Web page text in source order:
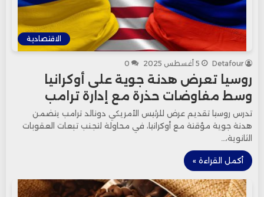
الاقتصادية
Detafour 5 أغسطس 2025 0
روسيا تعرض هدنة جوية على أوكرانيا
وسط مفاوضات حذرة مع إدارة ترامب
تدرس روسيا تقديم عرض للرئيس الأمريكي دونالد ترامب يتضمن
هدنة جوية مؤقتة مع أوكرانيا، في محاولة لتجنب تبعات العقوبات
الثانوية،…
أكمل القراءة »